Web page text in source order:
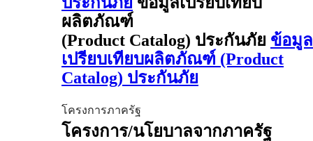
ผลิตภัณฑ์
(Product Catalog) ประกันภัย ข้อมูล
เปรียบเทียบผลิตภัณฑ์ (Product
Catalog) ประกันภัย
โครงการภาครัฐ
โครงการ/นโยบาลจากภาครัฐ